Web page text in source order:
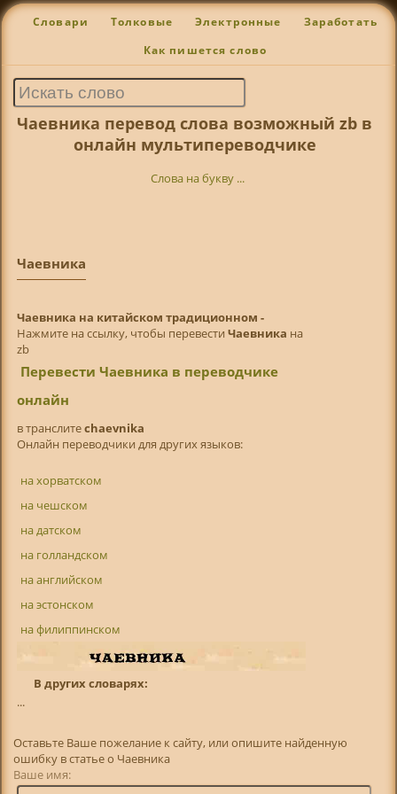
Словари Толковые Электронные Заработать
Как пишется слово
Чаевника перевод слова возможный zb в
онлайн мультипереводчике
Слова на букву ...
Чаевника
Чаевника на китайском традиционном -
Нажмите на ссылку, чтобы перевести Чаевника на
zb
Перевести Чаевника в переводчике
онлайн
в транслитechaevnika
Онлайн переводчики для других языков:
на хорватском
на чешском
на датском
на голландском
на английском
на эстонском
на филиппинском
В других словарях:
...
Оставьте Ваше пожелание к сайту, или опишите найденную
ошибку в статье о Чаевника
Ваше имя: